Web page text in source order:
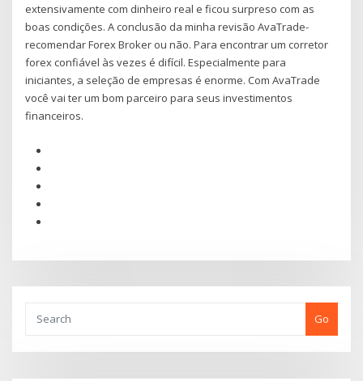
extensivamente com dinheiro real e ficou surpreso com as
boas condições. A conclusão da minha revisão AvaTrade-
recomendar Forex Broker ou não. Para encontrar um corretor
forex confiável às vezes é difícil. Especialmente para
iniciantes, a seleção de empresas é enorme. Com AvaTrade
você vai ter um bom parceiro para seus investimentos
financeiros.
Go